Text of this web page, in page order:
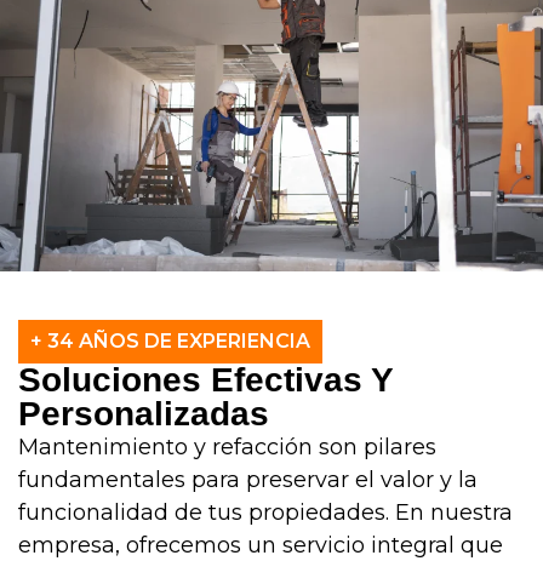
+ 34 AÑOS DE EXPERIENCIA
Soluciones Efectivas Y
Personalizadas
Mantenimiento y refacción son pilares
fundamentales para preservar el valor y la
funcionalidad de tus propiedades. En nuestra
empresa, ofrecemos un servicio integral que